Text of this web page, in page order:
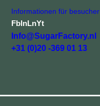
Informationen für besucher
Fb InLnYt
Info@SugarFactory.nl
+31 (0)20 -369 01 13